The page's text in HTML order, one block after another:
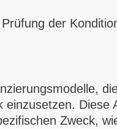
der
Diese
Zweck,